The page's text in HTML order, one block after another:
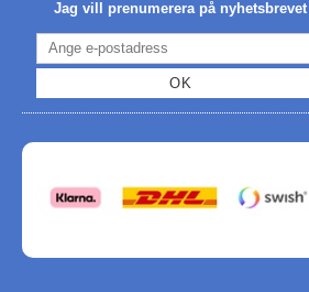
Jag vill prenumerera på nyhetsbrevet
OK